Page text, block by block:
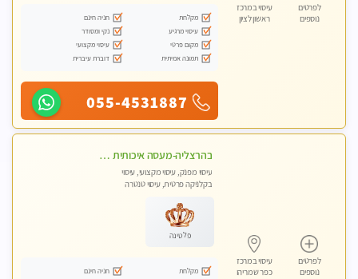
לפרטים
נוספים
עיסוי במרכז
ראשון לציון
מקלחת
חניה חינם
עיסוי מרגיע
נקי ומסודר
מקום פרטי
עיסוי מקצועי
תמונה אמיתית
דוברת עיברית
055-4531887
לפרטים
נוספים
עיסוי במרכז
כפר שמריהו
בהרצליה-מעסה איכותית מקצועית ומפנקת
עיסוי מפנק, עיסוי מקצועי, עיסוי
בקלניקה פרטית, עיסוי טנטרה
פלטינה
מקלחת
חניה חינם